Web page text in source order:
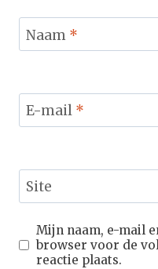
Naam *
E-mail *
Site
Mijn naam, e-mail
browser voor de
reactie plaats.